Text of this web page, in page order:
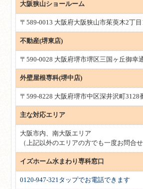
大阪狭山ショールーム
〒589-0013 大阪府大阪狭山市茱萸木2丁目
不動産(堺東店)
〒590-0028 大阪府堺市堺区三国ヶ丘御幸
外壁屋根専科(堺中店)
〒599-8228 大阪府堺市中区深井沢町3128
主な対応エリア
大阪市内、南大阪エリア
（上記以外のエリアの方でも一度お問合せ
イズホーム水まわり専科窓口
0120-947-321タップでお電話できます